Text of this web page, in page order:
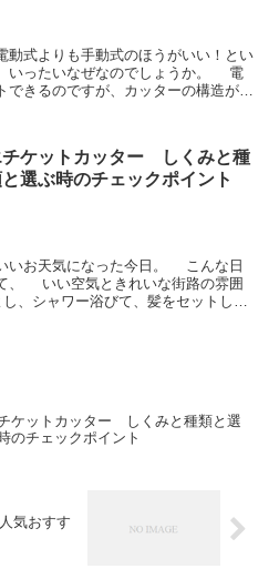
式よりも手動式のほうがいい！とい
ったいなぜなのでしょうか。 電
きるのですが、カッターの構造が見
チケットカッター しくみと種
選ぶ時のチェックポイント
いお天気になった今日。 こんな日
雰囲
ケットカッター しくみと種類と選
のチェックポイント
気おすす